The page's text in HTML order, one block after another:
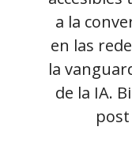
a la
en las
la
de la IA.
post